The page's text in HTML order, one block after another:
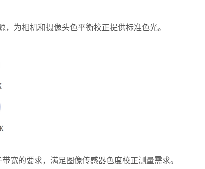
为相机和摄像头色平衡校正提供标准色光。
宽的要求，满足图像传感器色度校正测量需求。